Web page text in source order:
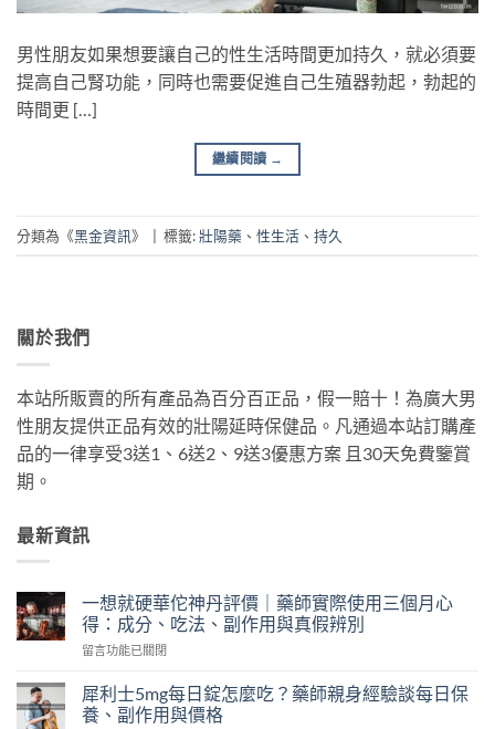
男性朋友如果想要讓自己的性生活時間更加持久，就必須要
提高自己腎功能，同時也需要促進自己生殖器勃起，勃起的
時間更 […]
繼續閱讀 →
分類為《黑金資訊》 | 標籤:壯陽藥 、 性生活 、 持久
關於我們
本站所販賣的所有產品為百分百正品，假一賠十！為廣大男
性朋友提供正品有效的壯陽延時保健品。凡通過本站訂購產
品的一律享受3送1、6送2、9送3優惠方案 且30天免費鑒賞
期。
最新資訊
一想就硬華佗神丹評價｜藥師實際使用三個月心
得：成分、吃法、副作用與真假辨別
在
想
就
硬
留言功能已關閉
犀利士5mg每日錠怎麼吃？藥師親身經驗談每日保
養、副作用與價格